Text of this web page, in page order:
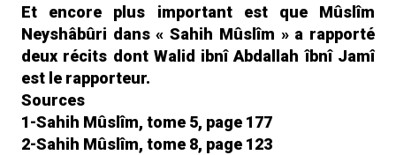
Et encore plus important est que Mûslîm
Neyshâbûri dans « Sahih Mûslîm » a rapporté
deux récits dont Walid ibnî Abdallah îbnî Jamî
est le rapporteur.
Sources
1-Sahih Mûslîm, tome 5, page 177
2-Sahih Mûslîm, tome 8, page 123